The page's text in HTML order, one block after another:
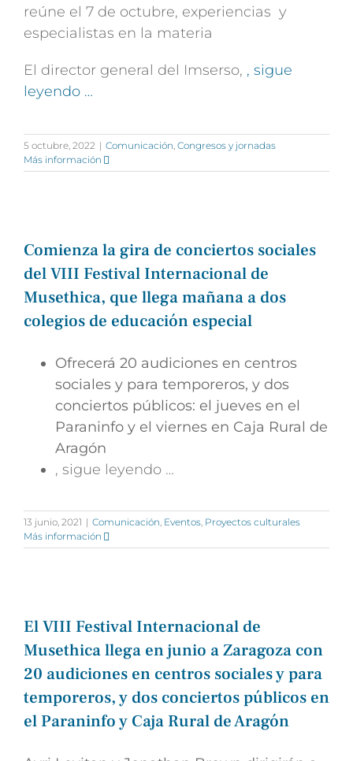
reúne el 7 de octubre, experiencias y
especialistas en la materia
El director general del Imserso, , sigue
leyendo …
5 octubre, 2022 | Comunicación, Congresos y jornadas
Más información
Comienza la gira de conciertos sociales
del VIII Festival Internacional de
Musethica, que llega mañana a dos
colegios de educación especial
Ofrecerá 20 audiciones en centros
sociales y para temporeros, y dos
conciertos públicos: el jueves en el
Paraninfo y el viernes en Caja Rural de
Aragón
, sigue leyendo …
13 junio, 2021 | Comunicación, Eventos, Proyectos culturales
Más información
El VIII Festival Internacional de
Musethica llega en junio a Zaragoza con
20 audiciones en centros sociales y para
temporeros, y dos conciertos públicos en
el Paraninfo y Caja Rural de Aragón